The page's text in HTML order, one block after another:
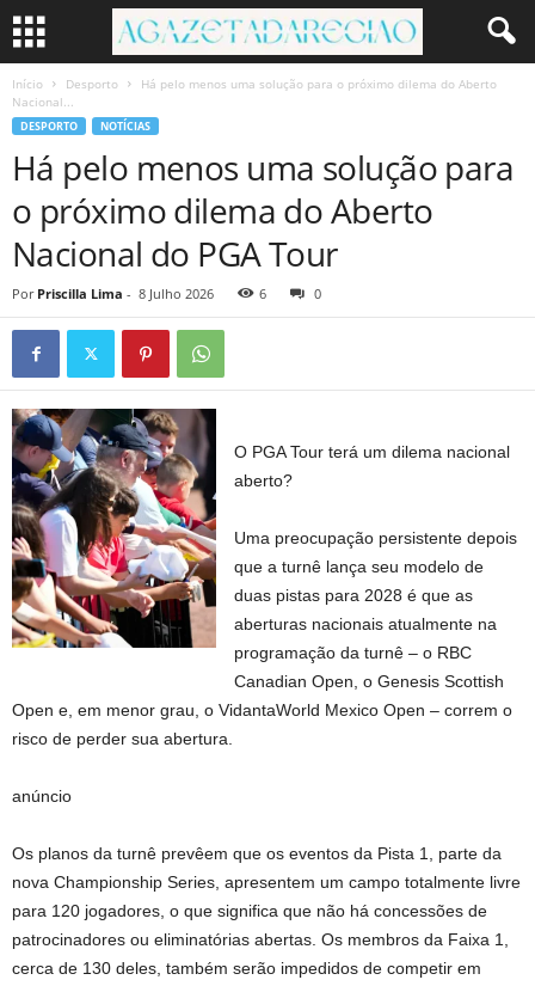
Início Desporto
Há pelo menos uma solução para o próximo dilema do Aberto
Nacional...
DESPORTO NOTÍCIAS
Há pelo menos uma solução para
o próximo dilema do Aberto
Nacional do PGA Tour
Por Priscilla Lima - 8 Julho 2026 6 0
O PGA Tour terá um dilema nacional
aberto?
Uma preocupação persistente depois
que a turnê lança seu modelo de
duas pistas para 2028 é que as
aberturas nacionais atualmente na
programação da turnê – o RBC
Canadian Open, o Genesis Scottish
Open e, em menor grau, o VidantaWorld Mexico Open – correm o
risco de perder sua abertura.
anúncio
Os planos da turnê prevêem que os eventos da Pista 1, parte da
nova Championship Series, apresentem um campo totalmente livre
para 120 jogadores, o que significa que não há concessões de
patrocinadores ou eliminatórias abertas. Os membros da Faixa 1,
cerca de 130 deles, também serão impedidos de competir em